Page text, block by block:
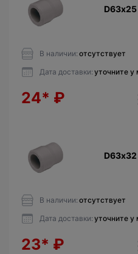
В наличии: отсутствует
Дата доставки: уточните
24* ₽
В наличии: отсутствует
Дата доставки: уточните
23* ₽